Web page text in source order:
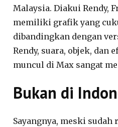
Malaysia. Diakui Rendy,
memiliki grafik yang
dibandingkan dengan
Rendy, suara, objek, dan
muncul di Max sangat
Bukan di
Sayangnya, meski